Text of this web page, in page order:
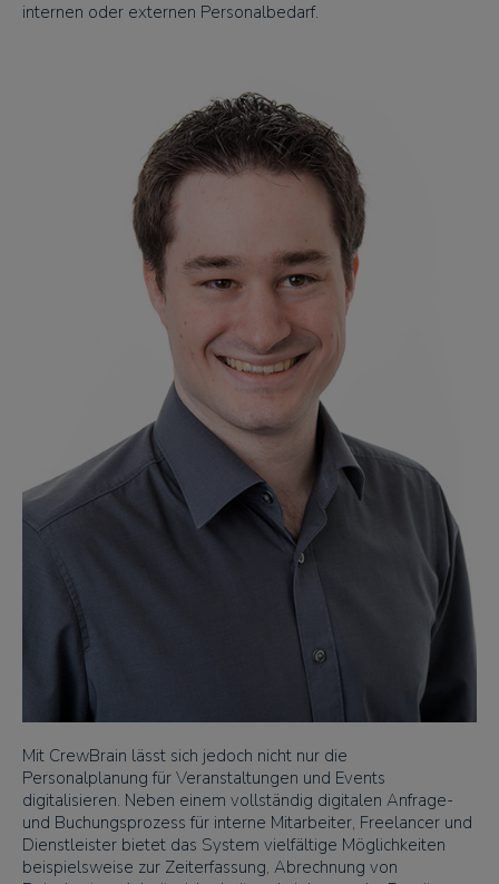
internen oder externen Personalbedarf.
Mit CrewBrain lässt sich jedoch nicht nur die
Personalplanung für Veranstaltungen und Events
digitalisieren. Neben einem vollständig digitalen Anfrage-
und Buchungsprozess für interne Mitarbeiter, Freelancer und
Dienstleister bietet das System vielfältige Möglichkeiten
beispielsweise zur Zeiterfassung, Abrechnung von